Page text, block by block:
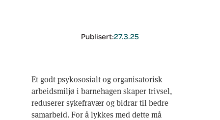
Publisert:27.3.25
Et godt psykososialt og organisatorisk
arbeidsmiljø i barnehagen skaper trivsel,
reduserer sykefravær og bidrar til bedre
samarbeid. For å lykkes med dette må